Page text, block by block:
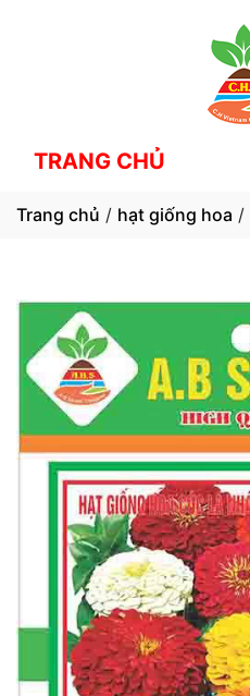
TRANG CHỦ
Trang chủ / hạt giống hoa /